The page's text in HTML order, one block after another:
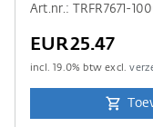
Art.nr.: TRFR7671-
EUR25.47
incl.19.0% btw excl.